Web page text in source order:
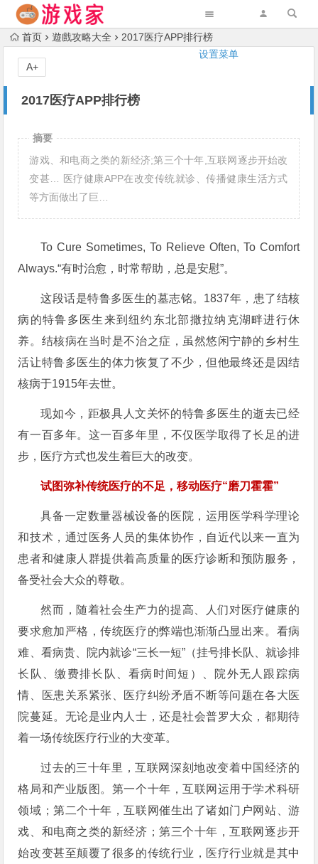
设置菜单
首页 遊戲攻略大全 2017医疗APP排行榜
2017医疗APP排行榜
A+
摘要
游戏、和电商之类的新经济;第三个十年,互联网逐步开始改
变甚… 医疗健康APP在改变传统就诊、传播健康生活方式
等方面做出了巨…
To Cure Sometimes, To Relieve Often, To Comfort
Always.“有时治愈，时常帮助，总是安慰”。
这段话是特鲁多医生的墓志铭。1837年，患了结核
病的特鲁多医生来到纽约东北部撒拉纳克湖畔进行休
养。结核病在当时是不治之症，虽然悠闲宁静的乡村生
活让特鲁多医生的体力恢复了不少，但他最终还是因结
核病于1915年去世。
现如今，距极具人文关怀的特鲁多医生的逝去已经
有一百多年。这一百多年里，不仅医学取得了长足的进
步，医疗方式也发生着巨大的改变。
试图弥补传统医疗的不足，移动医疗“磨刀霍霍”
具备一定数量器械设备的医院，运用医学科学理论
和技术，通过医务人员的集体协作，自近代以来一直为
患者和健康人群提供着高质量的医疗诊断和预防服务，
备受社会大众的尊敬。
然而，随着社会生产力的提高、人们对医疗健康的
要求愈加严格，传统医疗的弊端也渐渐凸显出来。看病
难、看病贵、院内就诊“三长一短”（挂号排长队、就诊排
长队、缴费排长队、看病时间短）、院外无人跟踪病
情、医患关系紧张、医疗纠纷矛盾不断等问题在各大医
院蔓延。无论是业内人士，还是社会普罗大众，都期待
着一场传统医疗行业的大变革。
过去的三十年里，互联网深刻地改变着中国经济的
格局和产业版图。第一个十年，互联网运用于学术科研
领域；第二个十年，互联网催生出了诸如门户网站、游
戏、和电商之类的新经济；第三个十年，互联网逐步开
始改变甚至颠覆了很多的传统行业，医疗行业就是其中